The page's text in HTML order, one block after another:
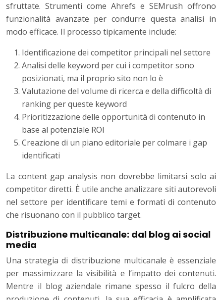
sfruttate. Strumenti come Ahrefs e SEMrush offrono
funzionalità avanzate per condurre questa analisi in
modo efficace. Il processo tipicamente include:
Identificazione dei competitor principali nel settore
Analisi delle keyword per cui i competitor sono
posizionati, ma il proprio sito non lo è
Valutazione del volume di ricerca e della difficoltà di
ranking per queste keyword
Prioritizzazione delle opportunità di contenuto in
base al potenziale ROI
Creazione di un piano editoriale per colmare i gap
identificati
La content gap analysis non dovrebbe limitarsi solo ai
competitor diretti. È utile anche analizzare siti autorevoli
nel settore per identificare temi e formati di contenuto
che risuonano con il pubblico target.
Distribuzione multicanale: dal blog ai social
media
Una strategia di distribuzione multicanale è essenziale
per massimizzare la visibilità e l’impatto dei contenuti.
Mentre il blog aziendale rimane spesso il fulcro della